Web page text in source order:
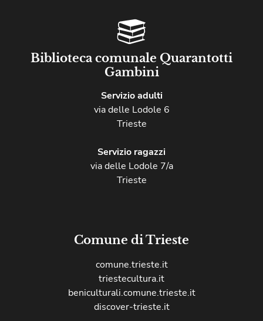
Biblioteca comunale Quarantotti
Gambini
Servizio adulti
via delle Lodole 6
Trieste
Servizio ragazzi
via delle Lodole 7/a
Trieste
Comune di Trieste
comune.trieste.it
triestecultura.it
beniculturali.comune.trieste.it
discover-trieste.it